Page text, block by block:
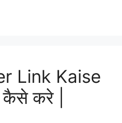
Link Kaise
कैसे करे |